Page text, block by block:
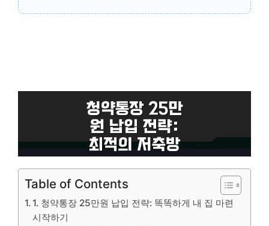
Table of Contents
1. 청약통장 25만원 납입 전략: 똑똑하게 내 집 마련
시작하기